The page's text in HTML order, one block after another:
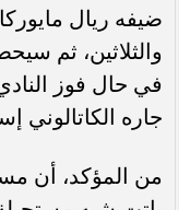
ضيفه ريال
والثلاثين، ثم
في حال فوز
جاره الكاتالوني
من المؤكد، أن